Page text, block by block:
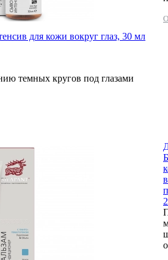
для кожи вокруг глаз, 30 мл
темных кругов под глазами